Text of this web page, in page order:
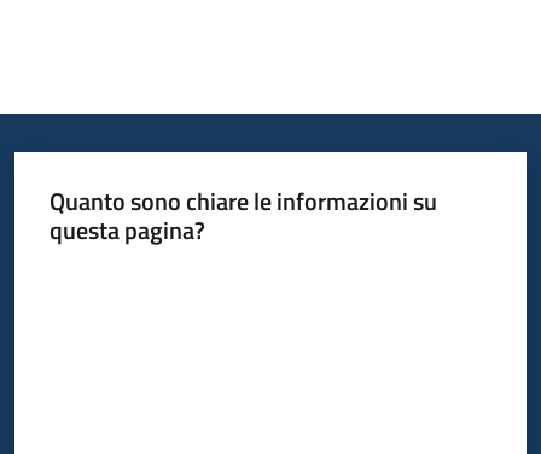
Quanto sono chiare le informazioni su
questa pagina?